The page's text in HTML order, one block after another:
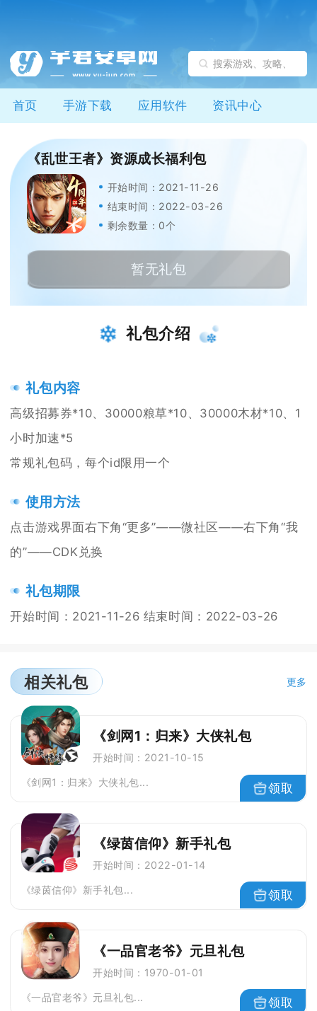
首页 手游下载 应用软件 资讯中心
《乱世王者》资源成长福利包
开始时间：2021-11-26
结束时间：2022-03-26
剩余数量：0个
暂无礼包
礼包介绍
礼包内容
高级招募券*10、30000粮草*10、30000木材*10、1
小时加速*5
常规礼包码，每个id限用一个
使用方法
点击游戏界面右下角“更多”——微社区——右下角“我
的”——CDK兑换
礼包期限
开始时间：2021-11-26 结束时间：2022-03-26
相关礼包 更多
领取
《剑网1：归来》大侠礼包
开始时间：2021-10-15
《剑网1：归来》大侠礼包...
领取
《绿茵信仰》新手礼包
开始时间：2022-01-14
《绿茵信仰》新手礼包...
领取
《一品官老爷》元旦礼包
开始时间：1970-01-01
《一品官老爷》元旦礼包...